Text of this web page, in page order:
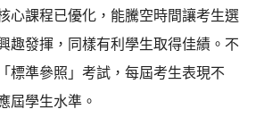
心課程已優化，能騰空時間讓考生選
趣發揮，同樣有利學生取得佳績。不
標準參照」考試，每屆考生表現不
屆學生水準。